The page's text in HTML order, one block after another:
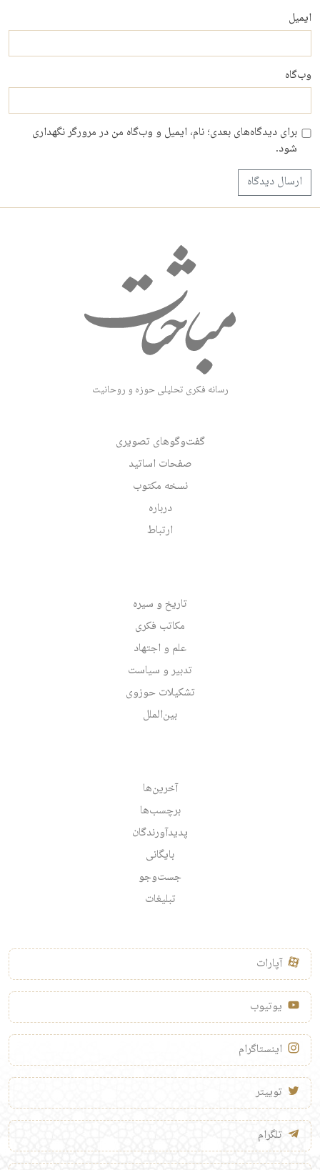
ایمیل
وب‌گاه
برای دیدگاه‌های بعدی؛ نام، ایمیل و وب‌گاه من در مرورگر نگهداری
شود.
رسانه فکری تحلیلی حوزه و روحانیت
گفت‌وگوهای تصویری
صفحات اساتید
نسخه مکتوب
درباره
ارتباط
تاریخ و سیره
مکاتب فکری
علم و اجتهاد
تدبیر و سیاست
تشکیلات حوزوی
بین‌الملل
آخرین‌ها
برچسب‌ها
پدیدآورندگان
بایگانی
جست‌وجو
تبلیغات
آپارات
یوتیوب
اینستاگرام
توییتر
تلگرام